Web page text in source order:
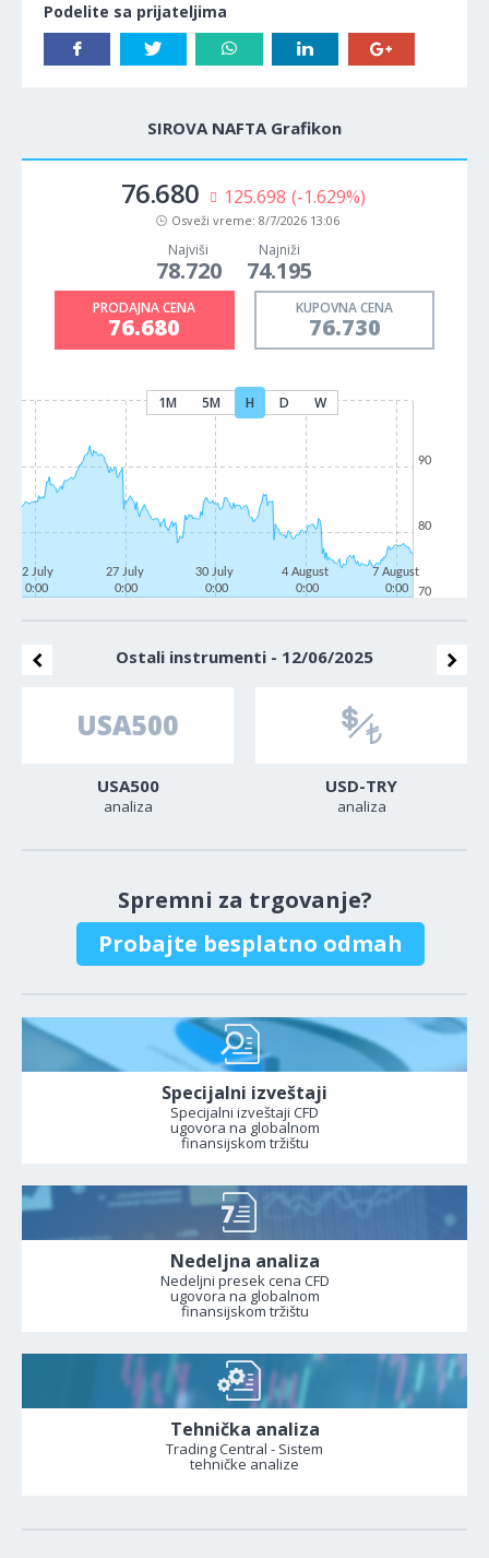
Podelite sa prijateljima
SIROVA NAFTA Grafikon
76.680 125.698 (-1.629%)
Osveži vreme: 8/7/2026 13:06
Najviši
78.720
Najniži
74.195
PRODAJNA CENA
76.680
KUPOVNA CENA
76.730
1M 5M H D W
22 July
0:00
27 July
0:00
30 July
0:00
4 August
0:00
7 August
0:00
70
80
90
Ostali instrumenti - 12/06/2025
USA500
analiza
USD-TRY
analiza
Spremni za trgovanje?
Probajte besplatno odmah
Specijalni izveštaji
Specijalni izveštaji CFD
ugovora na globalnom
finansijskom tržištu
Nedeljna analiza
Nedeljni presek cena CFD
ugovora na globalnom
finansijskom tržištu
Tehnička analiza
Trading Central - Sistem
tehničke analize